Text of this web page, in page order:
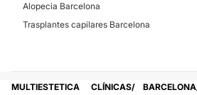
Alopecia Barcelona
Trasplantes capilares Barcelona
MULTIESTETICA CLÍNICAS BARCELONA